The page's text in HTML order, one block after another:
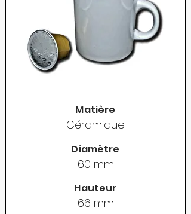
Matière
Céramique
Diamètre
60 mm
Hauteur
66 mm